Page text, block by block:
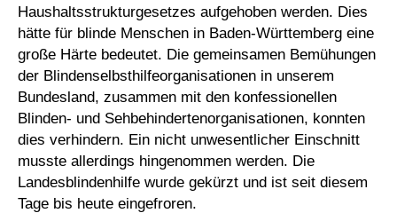
Haushaltsstrukturgesetzes aufgehoben werden. Dies
hätte für blinde Menschen in Baden-Württemberg eine
große Härte bedeutet. Die gemeinsamen Bemühungen
der Blindenselbsthilfeorganisationen in unserem
Bundesland, zusammen mit den konfessionellen
Blinden- und Sehbehindertenorganisationen, konnten
dies verhindern. Ein nicht unwesentlicher Einschnitt
musste allerdings hingenommen werden. Die
Landesblindenhilfe wurde gekürzt und ist seit diesem
Tage bis heute eingefroren.